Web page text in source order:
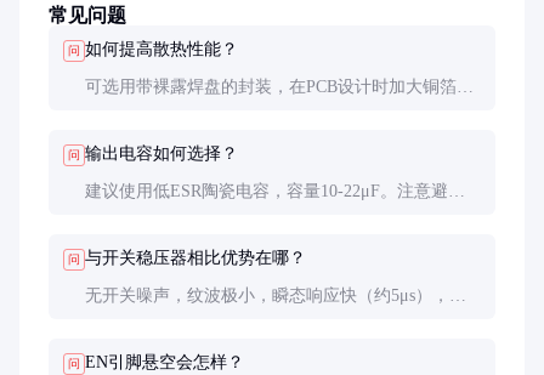
常见问题
问 如何提高散热性能？
可选用带裸露焊盘的封装，在PCB设计时加大铜箔面
问 输出电容如何选择？
建议使用低ESR陶瓷电容，容量10-22μF。注意避免
问 与开关稳压器相比优势在哪？
无开关噪声，纹波极小，瞬态响应快（约5μs），适
问 EN引脚悬空会怎样？